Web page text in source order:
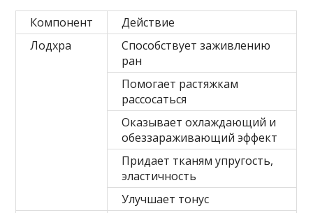
Компонент
Действие
Лодхра
Способствует заживлению
ран
Помогает растяжкам
рассосаться
Оказывает охлаждающий и
обеззараживающий эффект
Придает тканям упругость,
эластичность
Улучшает тонус